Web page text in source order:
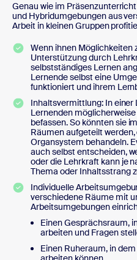
Genau wie im
und Hybridumgebungen aus
Arbeit in kleinen Gruppen
Wenn ihnen Möglichkeiten
Unterstützung durch
selbstständiges Lernen
Lernende selbst eine
funktioniert und ihrem
Inhaltsvermittlung: In einer
Lernenden
befassen. So könnten sie
Räumen aufgeteilt
Organsystem behandeln.
auch selbst entscheiden,
oder die Lehrkraft kann je
Thema oder Inhaltsstrang
Individuelle
verschiedene Räume mit
Arbeitsumgebungen
Einen Gesprächsraum,
arbeiten und Fragen
Einen Ruheraum, in